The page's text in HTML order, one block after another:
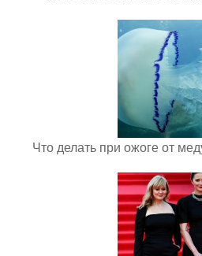
Что делать при ожоге от